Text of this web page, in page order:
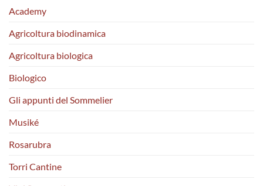
Academy
Agricoltura biodinamica
Agricoltura biologica
Biologico
Gli appunti del Sommelier
Musiké
Rosarubra
Torri Cantine